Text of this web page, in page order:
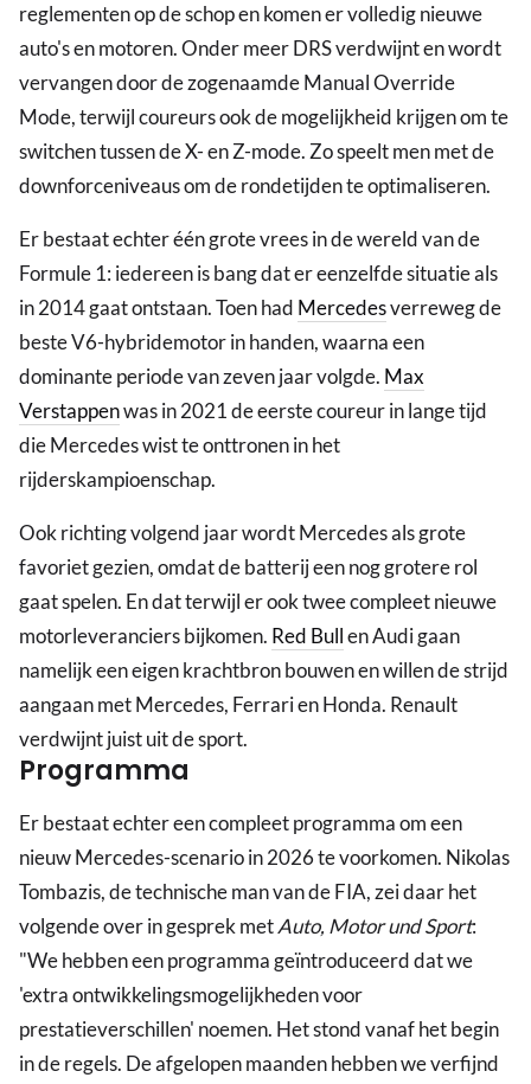
reglementen op de schop en komen er volledig nieuwe
auto's en motoren. Onder meer DRS verdwijnt en wordt
vervangen door de zogenaamde Manual Override
Mode, terwijl coureurs ook de mogelijkheid krijgen om te
switchen tussen de X- en Z-mode. Zo speelt men met de
downforceniveaus om de rondetijden te optimaliseren.
Er bestaat echter één grote vrees in de wereld van de
Formule 1: iedereen is bang dat er eenzelfde situatie als
in 2014 gaat ontstaan. Toen had Mercedesverreweg de
beste V6-hybridemotor in handen, waarna een
dominante periode van zeven jaar volgde. Max
Verstappenwas in 2021 de eerste coureur in lange tijd
die Mercedes wist te onttronen in het
rijderskampioenschap.
Ook richting volgend jaar wordt Mercedes als grote
favoriet gezien, omdat de batterij een nog grotere rol
gaat spelen. En dat terwijl er ook twee compleet nieuwe
motorleveranciers bijkomen. Red Bullen Audi gaan
namelijk een eigen krachtbron bouwen en willen de strijd
aangaan met Mercedes, Ferrari en Honda. Renault
verdwijnt juist uit de sport.
Programma
Er bestaat echter een compleet programma om een
nieuw Mercedes-scenario in 2026 te voorkomen. Nikolas
Tombazis, de technische man van de FIA, zei daar het
volgende over in gesprek metAuto, Motor und Sport:
"We hebben een programma geïntroduceerd dat we
'extra ontwikkelingsmogelijkheden voor
prestatieverschillen' noemen. Het stond vanaf het begin
in de regels. De afgelopen maanden hebben we verfijnd